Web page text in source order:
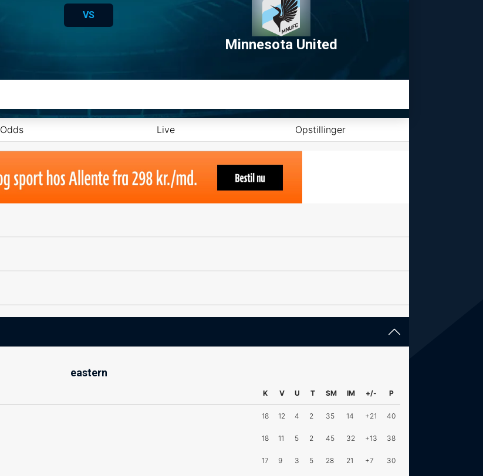
VS
Minnesota United
Odds Live Opstillinger
eastern
K V U T SM IM +/- P
18 12 4 2 35 14 +21 40
18 11 5 2 45 32 +13 38
17 9 3 5 28 21 +7 30